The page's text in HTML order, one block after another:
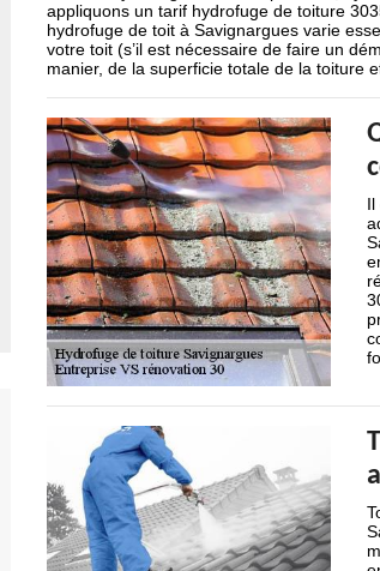
appliquons un tarif hydrofuge de toiture
hydrofuge de toit à Savignargues varie
votre toit (s’il est nécessaire de faire un
manier, de la superficie totale de la toiture
Il